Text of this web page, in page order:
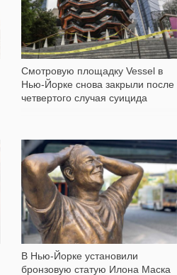
Смотровую площадку Vessel в
Нью-Йорке снова закрыли после
четвертого случая суицида
В Нью-Йорке установили
бронзовую статую Илона Маска
16 237